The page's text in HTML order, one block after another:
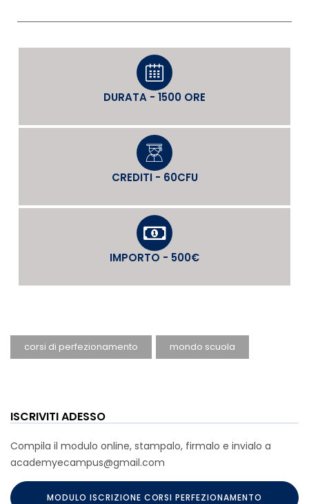
DURATA - 1500 ORE
CREDITI - 60CFU
IMPORTO - 500€
corsi di perfezionamento mondo scuola
ISCRIVITI ADESSO
Compila il modulo online, stampalo, firmalo e invialo a
academyecampus@gmail.com
MODULO ISCRIZIONE CORSI PERFEZIONAMENTO